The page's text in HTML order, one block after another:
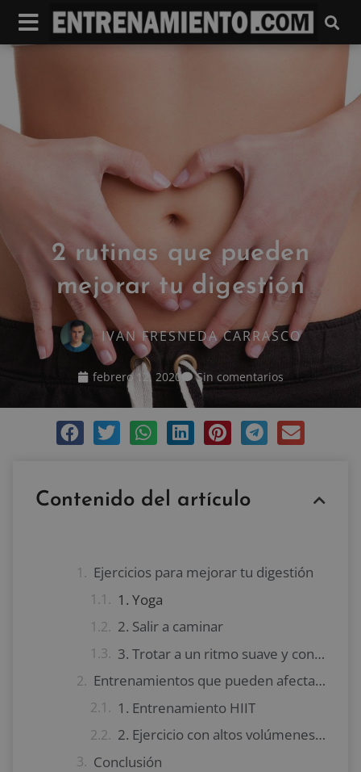
2 rutinas que pueden
mejorar tu digestión
IVAN FRESNEDA CARRASCO
febrero 12, 2020 Sin comentarios
Contenido del artículo
Ejercicios para mejorar tu digestión
1. Yoga
2. Salir a caminar
3. Trotar a un ritmo suave y controlado
Entrenamientos que pueden afectar tu digestión
1. Entrenamiento HIIT
2. Ejercicio con altos volúmenes de peso
Conclusión